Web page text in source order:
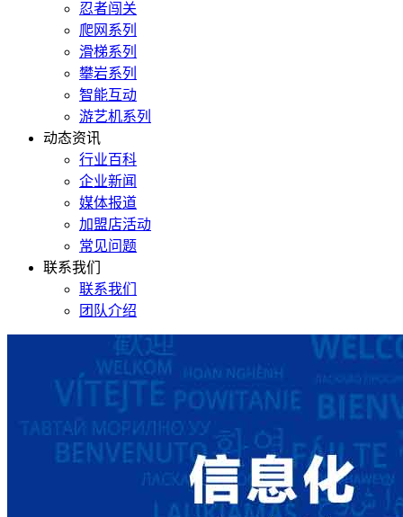
忍者闯关
爬网系列
滑梯系列
攀岩系列
智能互动
游艺机系列
动态资讯
行业百科
企业新闻
媒体报道
加盟店活动
常见问题
联系我们
联系我们
团队介绍